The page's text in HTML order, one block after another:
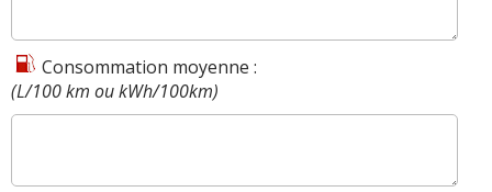
Consommation moyenne :
(L/100 km ou kWh/100km)